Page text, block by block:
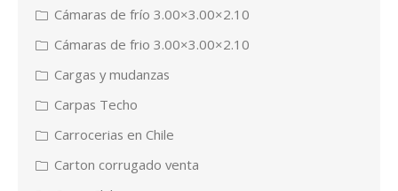
Cámaras de frío 3.00×3.00×2.10
Cámaras de frio 3.00×3.00×2.10
Cargas y mudanzas
Carpas Techo
Carrocerias en Chile
Carton corrugado venta